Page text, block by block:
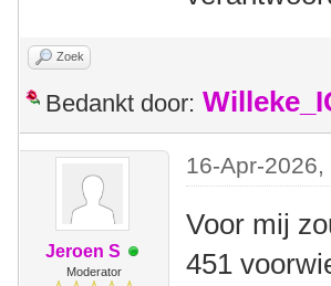
Zoek
Bedankt door:
Jeroen S
Moderator
16-Apr-2026,
Voor mij
451